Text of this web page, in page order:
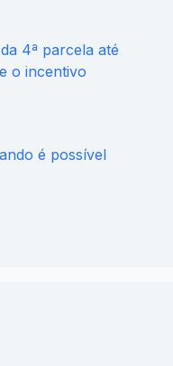
4ª parcela até
o incentivo
é possível